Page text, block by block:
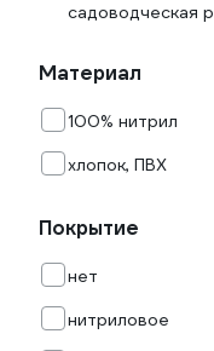
садоводческая
Материал
100% нитрил
хлопок, ПВХ
Покрытие
нет
нитриловое